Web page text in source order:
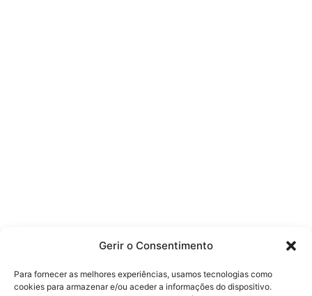
Gerir o Consentimento
Para fornecer as melhores experiências, usamos tecnologias como
cookies para armazenar e/ou aceder a informações do dispositivo.